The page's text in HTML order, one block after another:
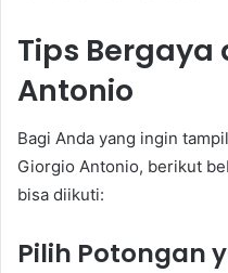
Tips Bergaya
Antonio
Bagi Anda yang ingin
Giorgio Antonio, berikut
bisa diikuti:
Pilih Potongan